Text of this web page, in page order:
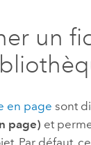
un
en page sont
page) et
Par défaut,